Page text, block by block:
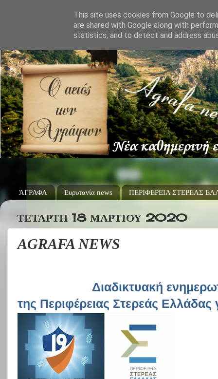
ΆΓΡΑΦΑ Ευρυτανία news ΠΕΡΙΦΕΡΕΙΑ ΣΤΕΡΕΑΣ
ΤΕΤΆΡΤΗ 18 ΜΑΡΤΊΟΥ 2020
AGRAFA NEWS
Διαδικτυακή
της Περιφέρειας Στερεάς Ελλάδας
This site uses cookies from Google to
are shared with Google along with
statistics, and to detect and address